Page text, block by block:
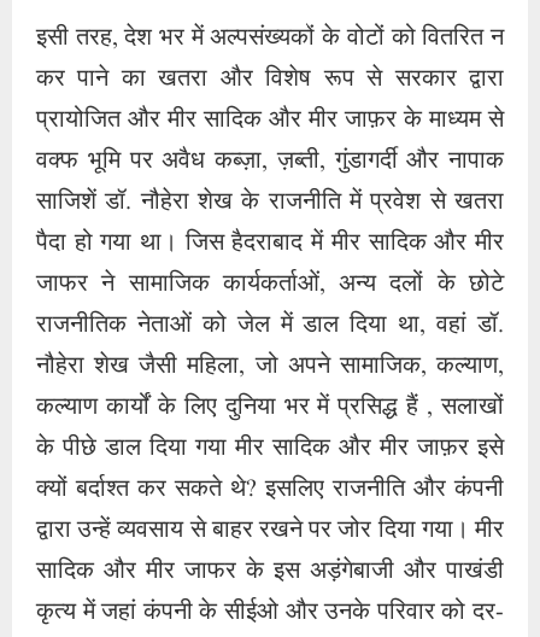
इसी तरह, देश भर में अल्पसंख्यकों के वोटों को वितरित न
कर पाने का खतरा और विशेष रूप से सरकार द्वारा
प्रायोजित और मीर सादिक और मीर जाफ़र के माध्यम से
वक्फ भूमि पर अवैध कब्ज़ा, ज़ब्ती, गुंडागर्दी और नापाक
साजिशें डॉ. नौहेरा शेख के राजनीति में प्रवेश से खतरा
पैदा हो गया था। जिस हैदराबाद में मीर सादिक और मीर
जाफर ने सामाजिक कार्यकर्ताओं, अन्य दलों के छोटे
राजनीतिक नेताओं को जेल में डाल दिया था, वहां डॉ.
नौहेरा शेख जैसी महिला, जो अपने सामाजिक, कल्याण,
कल्याण कार्यों के लिए दुनिया भर में प्रसिद्ध हैं , सलाखों
के पीछे डाल दिया गया मीर सादिक और मीर जाफ़र इसे
क्यों बर्दाश्त कर सकते थे? इसलिए राजनीति और कंपनी
द्वारा उन्हें व्यवसाय से बाहर रखने पर जोर दिया गया। मीर
सादिक और मीर जाफर के इस अड़ंगेबाजी और पाखंडी
कृत्य में जहां कंपनी के सीईओ और उनके परिवार को दर-